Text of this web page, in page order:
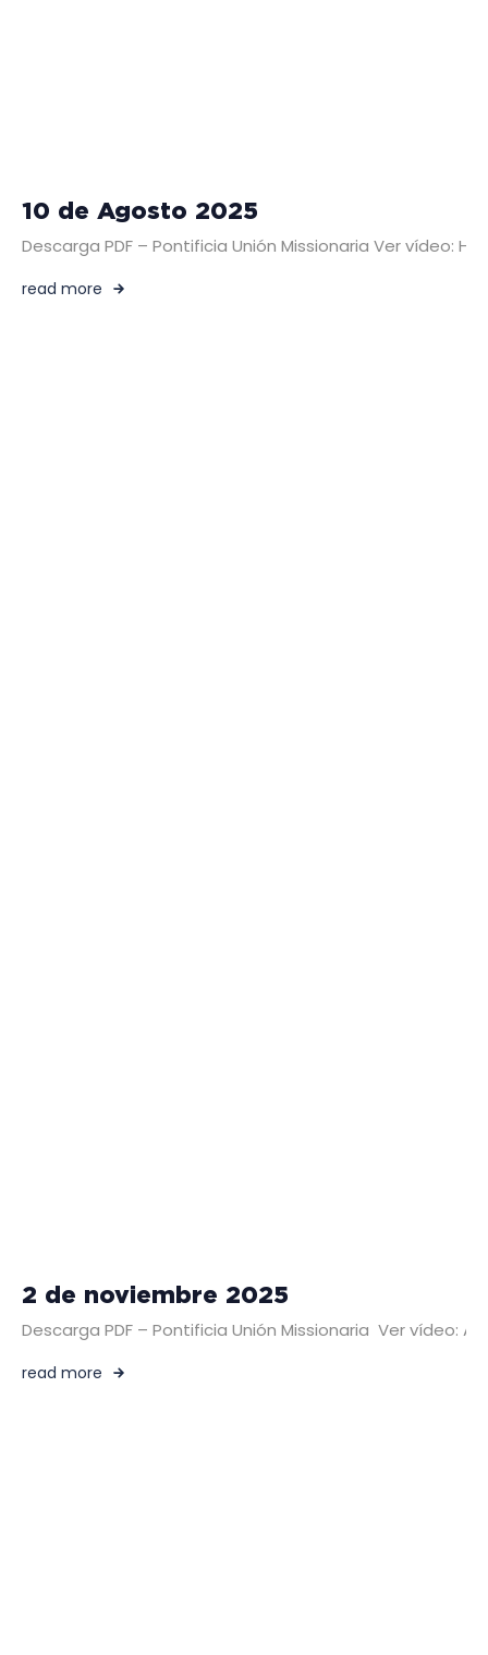
10 de Agosto 2025
Descarga PDF – Pontificia Unión Missionaria Ver vídeo:
read more
2 de noviembre 2025
Descarga PDF – Pontificia Unión Missionaria Ver vídeo:
read more